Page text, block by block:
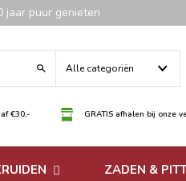
jaar puur genieten
Alle categoriën
€30,- GRATIS afhalen bij onze
ZADEN &